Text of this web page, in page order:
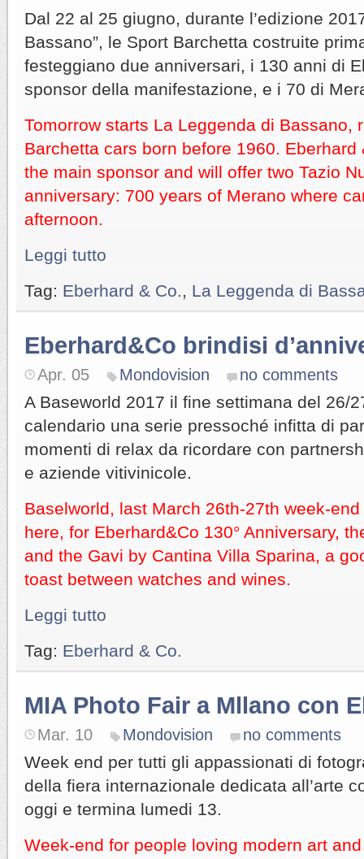
Dal 22 al 25 giugno, durante l’edizione
Bassano”, le Sport Barchetta costruite
festeggiano due anniversari, i 130 anni di
sponsor della manifestazione, e i 70 di
Tomorrow starts La Leggenda di Bassano,
Barchetta cars born before 1960.
the main sponsor and will offer two Tazio
anniversary: 700 years of Merano where
afternoon.
Leggi tutto
Tag: Eberhard & Co. La Leggenda di
Eberhard&Co brindisi
Apr. 05 Mondovision no comments
A Baseworld 2017 il fine settimana del 26/
calendario una serie pressoché infitta di
momenti di relax da ricordare con
e aziende vitivinicole.
Baselworld, last March 26th-27th week-
here, for Eberhard&Co 130° Anniversary,
and the Gavi by Cantina Villa Sparina, a
toast between watches and wines.
Leggi tutto
Tag: Eberhard & Co.
MIA Photo Fair a Mllano con
Mar. 10 Mondovision no comments
Week end per tutti gli appassionati di
della fiera internazionale dedicata all’arte
oggi e termina lumedi 13.
Week-end for people loving modern art